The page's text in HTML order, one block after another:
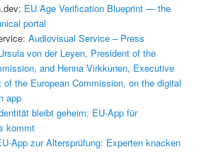
EU Age Verification Blueprint — the
portal
Audiovisual Service – Press
von der Leyen, President of the
and Henna Virkkunen, Executive
of the European Commission, on the digital
app
bleibt geheim: EU-App für
kommt
App zur Altersprüfung: Experten knacken